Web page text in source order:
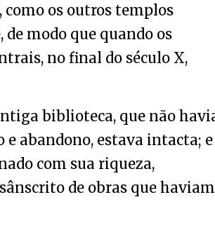
como os outros templos
modo que quando os
no final do século X,
biblioteca, que não
e abandono, estava intacta; e
com sua riqueza,
de obras que haviam